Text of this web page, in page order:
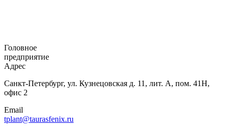
Головное
предприятие
Адрес
Санкт-Петербург, ул. Кузнецовская д. 11, лит. А, пом. 41Н,
офис 2
Email
tplant@taurasfenix.ru